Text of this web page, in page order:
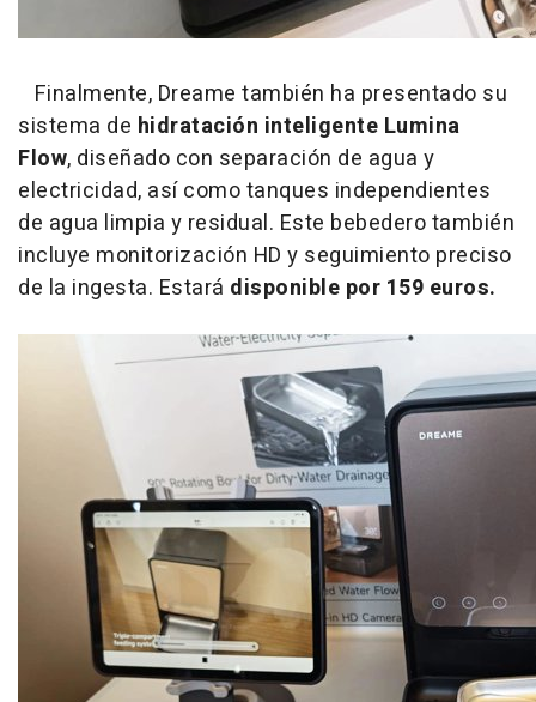
Finalmente, Dreame también ha presentado su
sistema de hidratación inteligente Lumina
Flow, diseñado con separación de agua y
electricidad, así como tanques independientes
de agua limpia y residual. Este bebedero también
incluye monitorización HD y seguimiento preciso
de la ingesta. Estará disponible por 159 euros.